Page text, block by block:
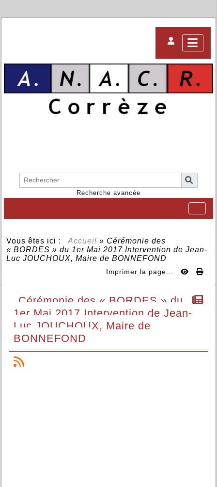
Recherche avancée
Vous êtes ici : Accueil » Cérémonie des
« BORDES » du 1er Mai 2017 Intervention de Jean-
Luc JOUCHOUX, Maire de BONNEFOND
Imprimer la page...
Cérémonie des « BORDES » du
1er Mai 2017 Intervention de Jean-
Luc JOUCHOUX, Maire de
BONNEFOND